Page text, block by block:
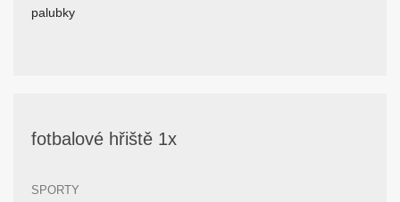
palubky
fotbalové hřiště 1x
SPORTY